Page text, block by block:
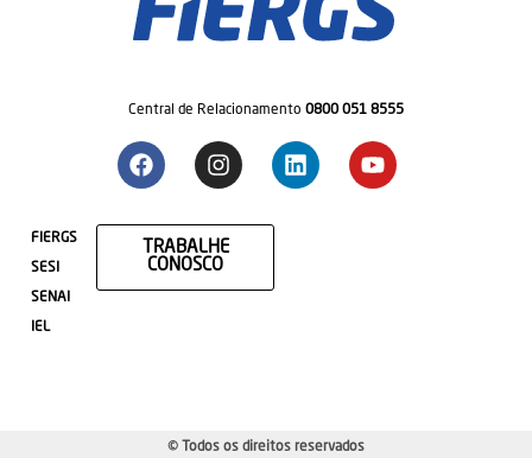
Central de Relacionamento 0800 051 8555
FIERGS
SESI
SENAI
IEL
TRABALHE
CONOSCO
© Todos os direitos reservados